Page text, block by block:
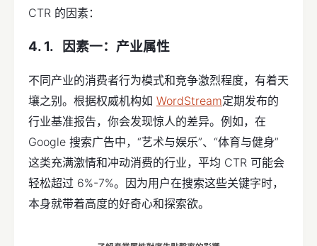
CTR 的因素：
因素一：产业属性
不同产业的消费者行为模式和竞争激烈程度，有着天
壤之别。根据权威机构如 WordStream定期发布的
行业基准报告，你会发现惊人的差异。例如，在
Google 搜索广告中，“艺术与娱乐”、“体育与健身”
这类充满激情和冲动消费的行业，平均 CTR 可能会
轻松超过 6%-7%。因为用户在搜索这些关键字时，
本身就带着高度的好奇心和探索欲。